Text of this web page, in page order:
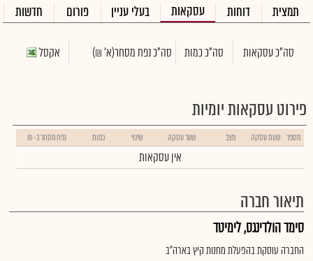
תמצית דוחות עסקאות בעלי עניין פורום חדשות
סה"כ עסקאות סה"כ כמות סה"כ נפח מסחר(א' ₪) אקסל
פירוט עסקאות יומיות
מספר שעת עסקה מצב שער עסקה שינוי כמות נפח מסחר ב- ₪
אין עסקאות
תיאור חברה
סימד הולדינגס, לימיטד
החברה עוסקת בהפעלת מחנות קיץ בארה"ב